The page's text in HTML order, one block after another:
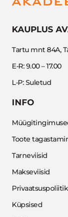
KAUPLUS
Tartu mnt 84A,
E-R: 9.00 – 17.00
L-P: Suletud
INFO
Toote
Tarneviisid
Makseviisid
Küpsised